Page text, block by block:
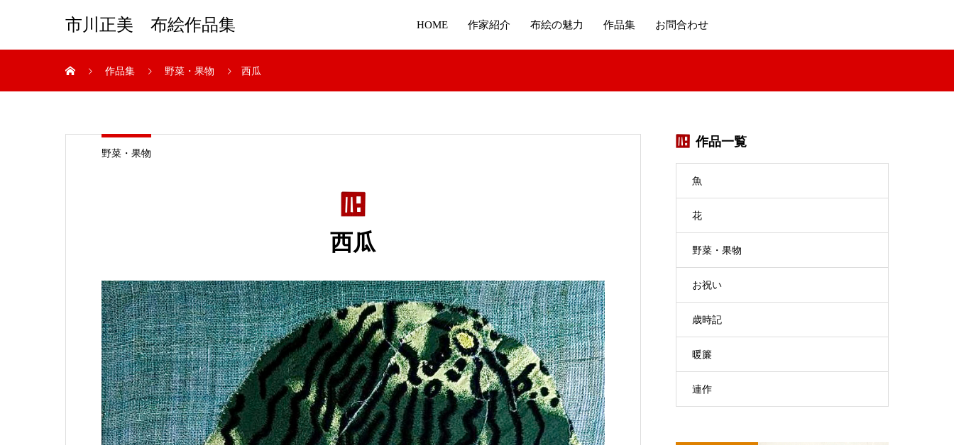
市川正美 布絵作品集 HOME 作家紹介 布絵の魅力 作品集 お問合わせ
作品集 野菜・果物 西瓜
野菜・果物
西瓜
作品一覧
魚
花
野菜・果物
お祝い
歳時記
暖簾
連作